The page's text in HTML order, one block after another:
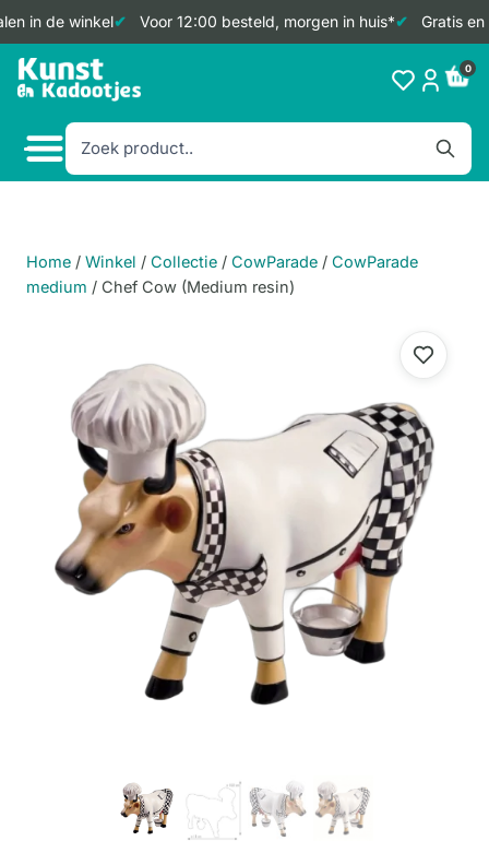
in de winkel Voor 12:00 besteld, morgen in huis* Gratis
Doorgaan
naar
0
Home / Winkel / Collectie / CowParade / CowParade
medium / Chef Cow (Medium resin)